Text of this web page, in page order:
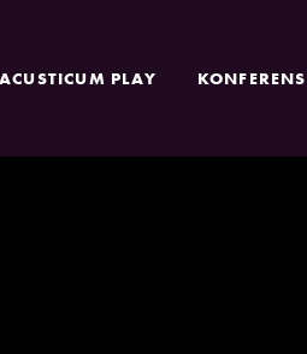
ACUSTICUM PLAY